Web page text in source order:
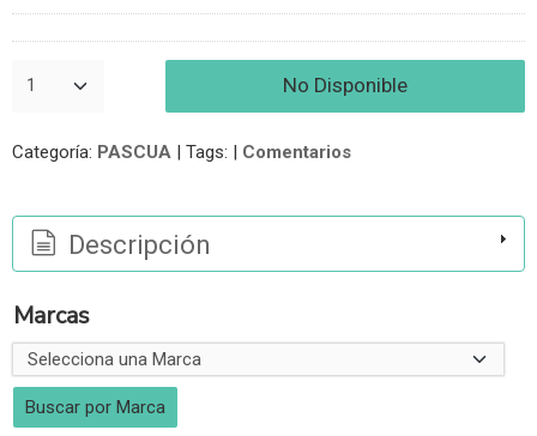
Marcas
No Disponible
Categoría: PASCUA | Tags: | Comentarios
Descripción